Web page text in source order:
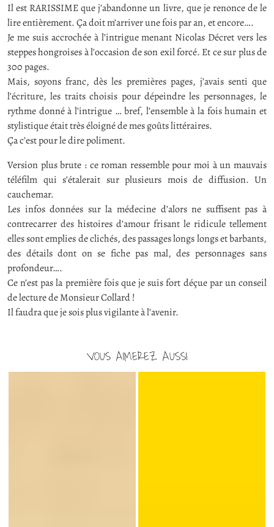
Il est RARISSIME que j’abandonne un livre, que je renonce de le
lire entièrement. Ça doit m’arriver une fois par an, et encore….
Je me suis accrochée à l’intrigue menant Nicolas Décret vers les
steppes hongroises à l’occasion de son exil forcé. Et ce sur plus de
300 pages.
Mais, soyons franc, dès les premières pages, j’avais senti que
l’écriture, les traits choisis pour dépeindre les personnages, le
rythme donné à l’intrigue … bref, l’ensemble à la fois humain et
stylistique était très éloigné de mes goûts littéraires.
Ça c’est pour le dire poliment.
Version plus brute : ce roman ressemble pour moi à un mauvais
téléfilm qui s’étalerait sur plusieurs mois de diffusion. Un
cauchemar.
Les infos données sur la médecine d’alors ne suffisent pas à
contrecarrer des histoires d’amour frisant le ridicule tellement
elles sont emplies de clichés, des passages longs longs et barbants,
des détails dont on se fiche pas mal, des personnages sans
profondeur….
Ce n’est pas la première fois que je suis fort déçue par un conseil
de lecture de Monsieur Collard !
Il faudra que je sois plus vigilante à l’avenir.
VOUS AIMEREZ AUSSI